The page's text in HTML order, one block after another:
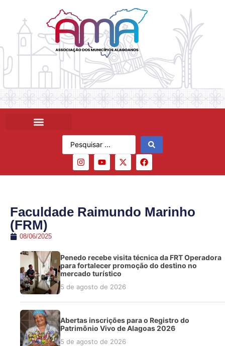
Faculdade Raimundo Marinho
(FRM)
08/06/2025
Penedo recebe visita técnica da FRT Operadora
para fortalecer promoção do destino no
mercado turístico
5 de agosto de 2026
Abertas inscrições para o Registro do
Patrimônio Vivo de Alagoas 2026
5 de agosto de 2026